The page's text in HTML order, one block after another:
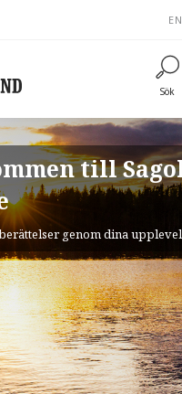
Sök
till
genom dina